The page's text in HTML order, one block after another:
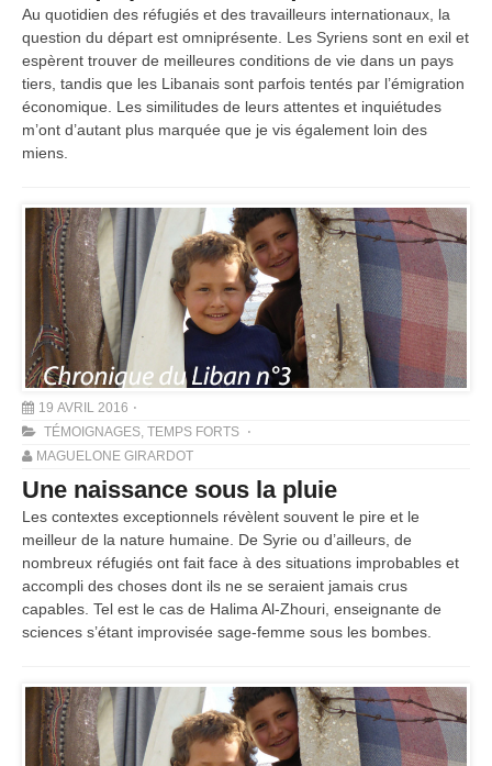
Au quotidien des réfugiés et des travailleurs internationaux, la
question du départ est omniprésente. Les Syriens sont en exil et
espèrent trouver de meilleures conditions de vie dans un pays
tiers, tandis que les Libanais sont parfois tentés par l’émigration
économique. Les similitudes de leurs attentes et inquiétudes
m’ont d’autant plus marquée que je vis également loin des
miens.
19 AVRIL 2016
TÉMOIGNAGES, TEMPS FORTS
MAGUELONE GIRARDOT
Une naissance sous la pluie
Les contextes exceptionnels révèlent souvent le pire et le
meilleur de la nature humaine. De Syrie ou d’ailleurs, de
nombreux réfugiés ont fait face à des situations improbables et
accompli des choses dont ils ne se seraient jamais crus
capables. Tel est le cas de Halima Al-Zhouri, enseignante de
sciences s’étant improvisée sage-femme sous les bombes.